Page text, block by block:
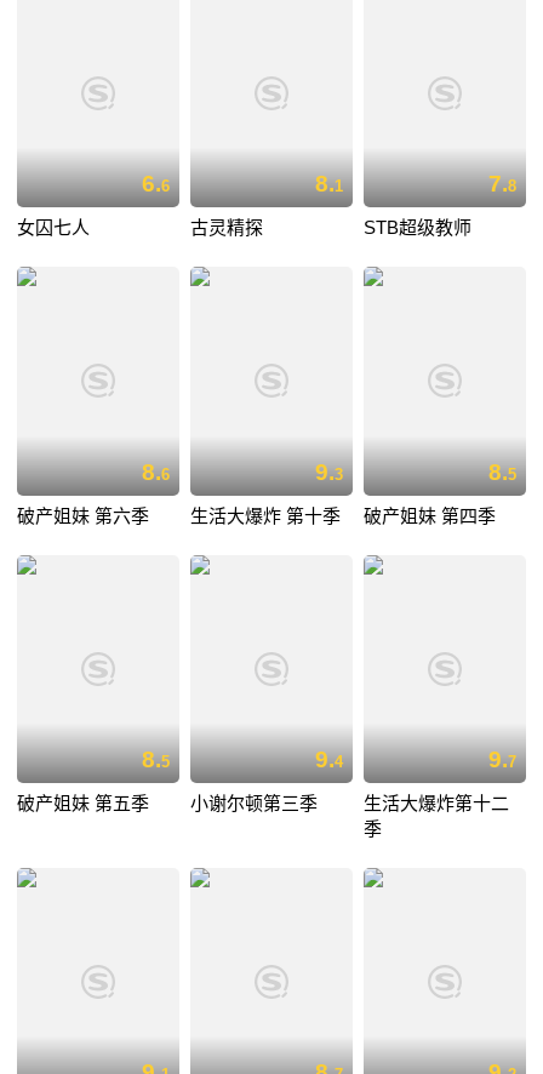
6.6
女囚七人
8.1
古灵精探
7.8
STB超级教师
8.6
破产姐妹 第六季
9.3
生活大爆炸 第十季
8.5
破产姐妹 第四季
8.5
破产姐妹 第五季
9.4
小谢尔顿第三季
9.7
生活大爆炸第十二
季